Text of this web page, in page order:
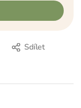
Sdílet